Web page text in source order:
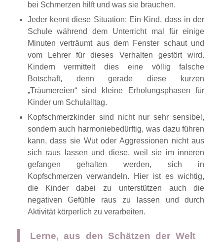
bei Schmerzen hilft und was sie brauchen.
Jeder kennt diese Situation: Ein Kind, dass in der
Schule während dem Unterricht mal für einige
Minuten verträumt aus dem Fenster schaut und
vom Lehrer für dieses Verhalten gestört wird.
Kindern vermittelt dies eine völlig falsche
Botschaft, denn gerade diese kurzen
„Träumereien“ sind kleine Erholungsphasen für
Kinder um Schulalltag.
Kopfschmerzkinder sind nicht nur sehr sensibel,
sondern auch harmoniebedürftig, was dazu führen
kann, dass sie Wut oder Aggressionen nicht aus
sich raus lassen und diese, weil sie im inneren
gefangen gehalten werden, sich in
Kopfschmerzen verwandeln. Hier ist es wichtig,
die Kinder dabei zu unterstützen auch die
negativen Gefühle raus zu lassen und durch
Aktivität körperlich zu verarbeiten.
Lerne, aus den Schätzen der Welt